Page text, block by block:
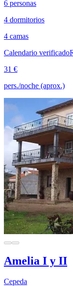
6 personas
4 dormitorios
4 camas
Calendario verificado
31 €
pers./noche (aprox.)
Amelia I y II
Cepeda